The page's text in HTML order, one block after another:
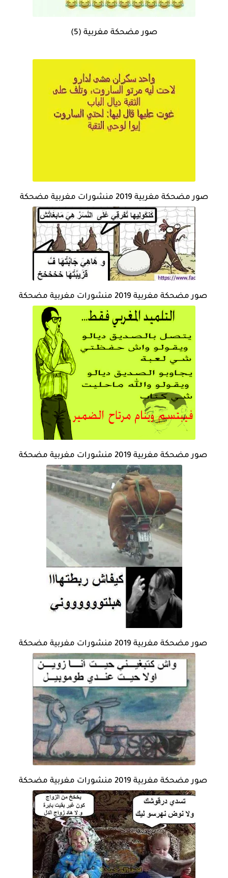
صور مضحكة مغربية (5)
صور مضحكة مغربية 2019 منشورات مغربية مضحكة
صور مضحكة مغربية 2019 منشورات مغربية مضحكة
صور مضحكة مغربية 2019 منشورات مغربية مضحكة
صور مضحكة مغربية 2019 منشورات مغربية مضحكة
صور مضحكة مغربية 2019 منشورات مغربية مضحكة